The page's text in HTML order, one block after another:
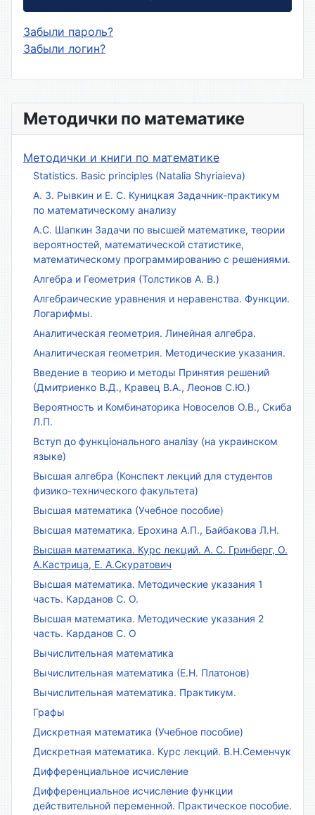
Методички по математике
Методички и книги по математике
Statistics. Basic principles (Natalia Shyriaieva)
А. З. Рывкин и Е. С. Куницкая Задачник-практикум
по математическому анализу
А.С. Шапкин Задачи по высшей математике, теории
вероятностей, математической статистике,
математическому программированию с решениями.
Алгебра и Геометрия (Толстиков А. В.)
Алгебраические уравнения и неравенства. Функции.
Логарифмы.
Аналитическая геометрия. Линейная алгебра.
Аналитическая геометрия. Методические указания.
Введение в теорию и методы Принятия решений
(Дмитриенко В.Д., Кравец В.А., Леонов С.Ю.)
Вероятность и Комбинаторика Новоселов О.В., Скиба
Л.П.
Вступ до функціонального аналізу (на украинском
языке)
Высшая алгебра (Конспект лекций для студентов
физико-технического факультета)
Высшая математика (Учебное пособие)
Высшая математика. Ерохина А.П., Байбакова Л.Н.
Высшая математика. Курс лекций. А. С. Гринберг, О.
А.Кастрица, Е. А.Скуратович
Высшая математика. Методические указания 1
часть. Карданов С. О.
Высшая математика. Методические указания 2
часть. Карданов С. О
Вычислительная математика
Вычислительная математика (Е.Н. Платонов)
Вычислительная математика. Практикум.
Графы
Дискретная математика (Учебное пособие)
Дискретная математика. Курс лекций. В.Н.Семенчук
Дифференциальное исчисление
Дифференциальное исчисление функции
действительной переменной. Практическое пособие.
Забыли пароль?
Забыли логин?